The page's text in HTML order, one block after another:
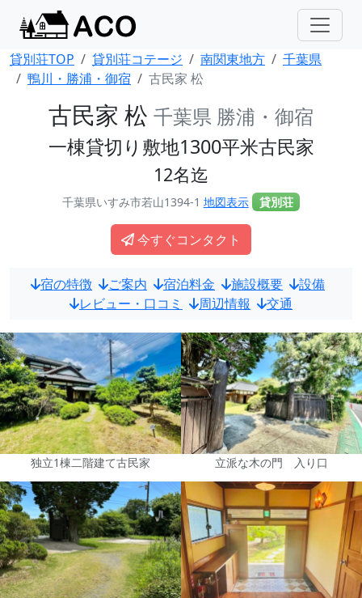
貸別荘TOP 貸別荘コテージ 南関東地方
千葉県
鴨川・勝浦・御宿
古民家 松
古民家 松 千葉県 勝浦・御宿
一棟貸切り敷地1300平米古民家
12名迄
千葉県いすみ市若山1394-1 地図表示 貸別荘
今すぐコンタクト
宿の特徴 ご案内 宿泊料金 施設概要
設備
レビュー・口コミ
周辺情報 交通
独立1棟二階建て古民家 立派な木の門 入り口